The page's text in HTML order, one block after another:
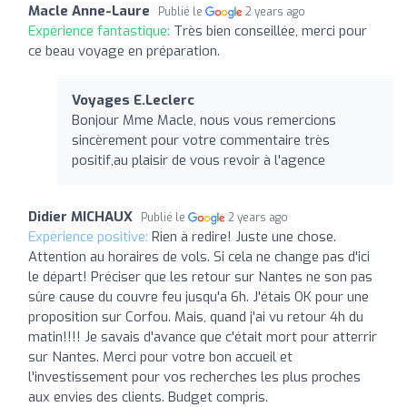
Macle Anne-Laure Publié le 2 years ago
Expérience fantastique: Très bien conseillée, merci pour
ce beau voyage en préparation.
Voyages E.Leclerc
Bonjour Mme Macle, nous vous remercions
sincèrement pour votre commentaire très
positif,au plaisir de vous revoir à l'agence
Didier MICHAUX Publié le 2 years ago
Expérience positive: Rien à redire! Juste une chose.
Attention au horaires de vols. Si cela ne change pas d'ici
le départ! Préciser que les retour sur Nantes ne son pas
sûre cause du couvre feu jusqu'a 6h. J'étais OK pour une
proposition sur Corfou. Mais, quand j'ai vu retour 4h du
matin!!!! Je savais d'avance que c'était mort pour atterrir
sur Nantes. Merci pour votre bon accueil et
l'investissement pour vos recherches les plus proches
aux envies des clients. Budget compris.